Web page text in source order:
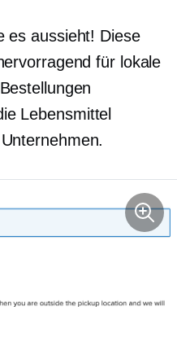
es aussieht! Diese
für lokale
Lebensmittel